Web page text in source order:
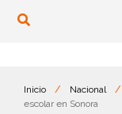
Inicio / Nacional /
escolar en Sonora